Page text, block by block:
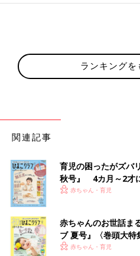
性があります。寝る前に暖房を
を入れ、寝室を18～20度くらい
用しましょう。
暖房を朝までつけた状態にすると
ルスは、乾燥した環境の中で活
部屋の湿度は40～60%くらいに
冬は、何も対策をしない状態だ
なか難しいと思います。ぜひ、加
50%くらいを保つように調整しま
ランキングを
関連記事
育児の困ったがズバ
秋号』 4カ月～2才
いっぱい！
赤ちゃん・育児
赤ちゃんのお世話ま
ブ 夏号』〈巻頭大
く！ おっぱい・ミル
赤ちゃん・育児